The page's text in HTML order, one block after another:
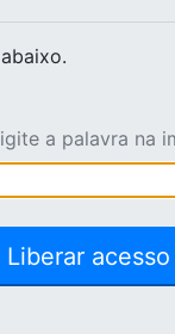
a palavra na